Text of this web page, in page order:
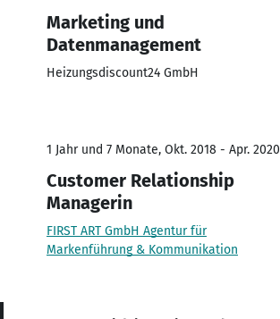
Marketing und
Datenmanagement
Heizungsdiscount24 GmbH
1 Jahr und 7 Monate, Okt. 2018 - Apr. 2020
Customer Relationship
Managerin
FIRST ART GmbH Agentur für
Markenführung & Kommunikation